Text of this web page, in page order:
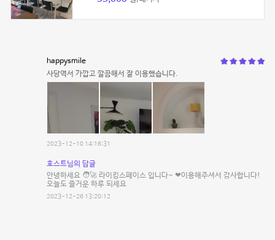
happysmile
사당역서 가깝고 깔끔해서 잘 이용했습니다.
2023-12-10 14:16:31
호스트님의 답글
안녕하세요 🧑‍🚀 라이킹스페이스 입니다~ ❤이용해주셔서 감사합니다!
오늘도 즐거운 하루 되세요
2023-12-26 13:20:12